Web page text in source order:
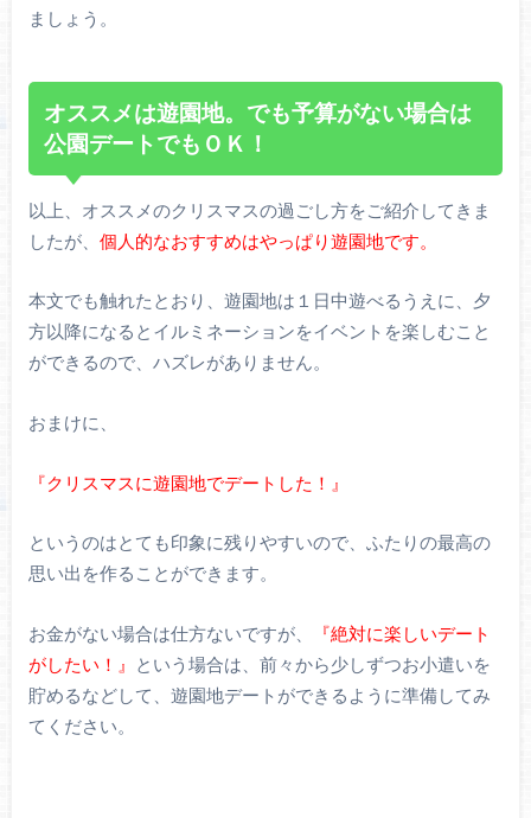
ましょう。
オススメは遊園地。でも予算がない場合は
公園デートでもＯＫ！
以上、オススメのクリスマスの過ごし方をご紹介してきま
したが、 個人的なおすすめはやっぱり遊園地です。
本文でも触れたとおり、遊園地は１日中遊べるうえに、夕
方以降になるとイルミネーションをイベントを楽しむこと
ができるので、ハズレがありません。
おまけに、
『クリスマスに遊園地でデートした！』
というのはとても印象に残りやすいので、ふたりの最高の
思い出を作ることができます。
お金がない場合は仕方ないですが、
『絶対に楽しいデート
がしたい！』
という場合は、前々から少しずつお小遣いを
貯めるなどして、遊園地デートができるように準備してみ
てください。